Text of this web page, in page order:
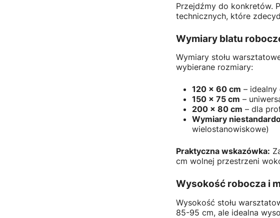
Przejdźmy do konkretów.
technicznych, które
Wymiary blatu
Wymiary stołu
wybierane rozmiary:
120 x 60 cm –
150 x 75 cm –
200 x 80 cm – dla
Wymiary
wielostanowiskowe)
Praktyczna wskazówka:
cm wolnej przestrzeni
Wysokość robocza i
Wysokość stołu
85-95 cm, ale idealna